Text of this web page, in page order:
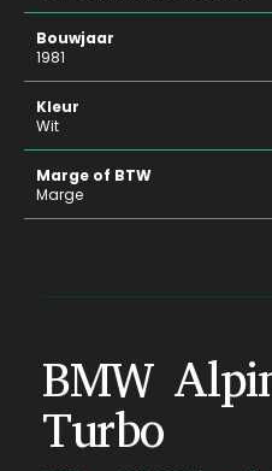
Bouwjaar
1981
Kleur
Wit
Marge of BTW
Marge
BMW
Turbo